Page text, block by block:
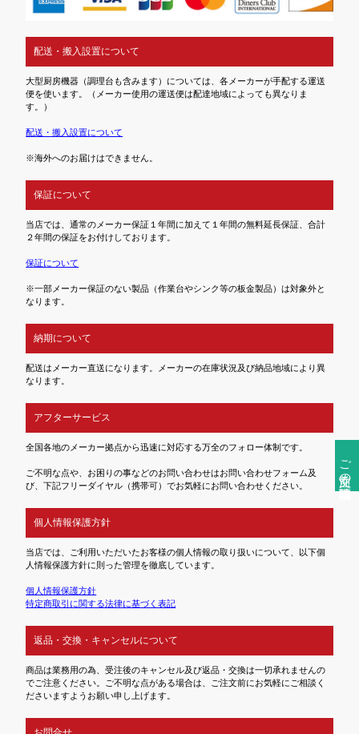
ご注文前の確認事項
配送・搬入設置について
大型厨房機器（調理台も含みます）については、各メーカーが手配する運送
便を使います。（メーカー使用の運送便は配達地域によっても異なりま
す。）
配送・搬入設置について
※海外へのお届けはできません。
保証について
当店では、通常のメーカー保証１年間に加えて１年間の無料延長保証、合計
２年間の保証をお付けしております。
保証について
※一部メーカー保証のない製品（作業台やシンク等の板金製品）は対象外と
なります。
納期について
配送はメーカー直送になります。メーカーの在庫状況及び納品地域により異
なります。
アフターサービス
全国各地のメーカー拠点から迅速に対応する万全のフォロー体制です。
ご不明な点や、お困りの事などのお問い合わせはお問い合わせフォーム及
び、下記フリーダイヤル（携帯可）でお気軽にお問い合わせください。
個人情報保護方針
当店では、ご利用いただいたお客様の個人情報の取り扱いについて、以下個
人情報保護方針に則った管理を徹底しています。
個人情報保護方針
特定商取引に関する法律に基づく表記
返品・交換・キャンセルについて
商品は業務用の為、受注後のキャンセル及び返品・交換は一切承れませんの
でご注意ください。ご不明な点がある場合は、ご注文前にお気軽にご相談く
ださいますようお願い申し上げます。